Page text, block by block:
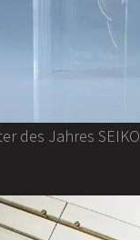
des Jahres SEIKO